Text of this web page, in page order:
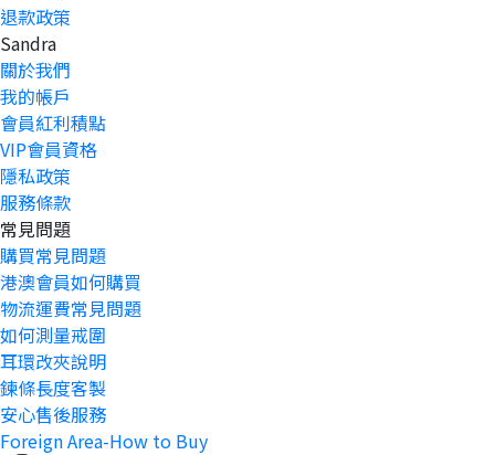
退款政策
Sandra
關於我們
我的帳戶
會員紅利積點
VIP會員資格
隱私政策
服務條款
常見問題
購買常見問題
港澳會員如何購買
物流運費常見問題
如何測量戒圍
耳環改夾說明
鍊條長度客製
安心售後服務
Foreign Area-How to Buy